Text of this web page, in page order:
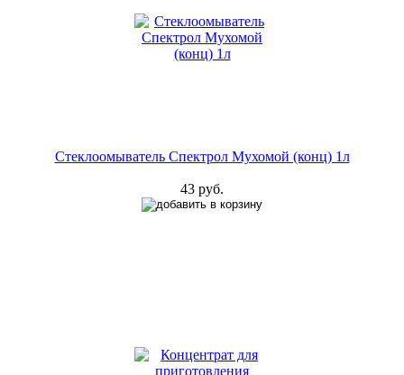
Стеклоомыватель Спектрол Мухомой (конц) 1л
43 руб.